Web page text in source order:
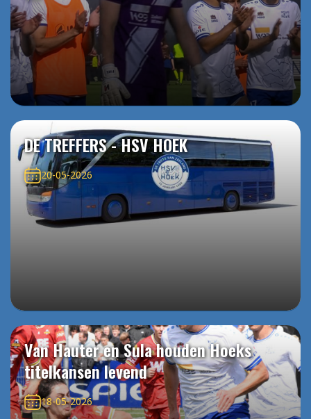
DE TREFFERS - HSV HOEK
20-05-2026
Van Hauter en Sula houden Hoeks
titelkansen levend
18-05-2026